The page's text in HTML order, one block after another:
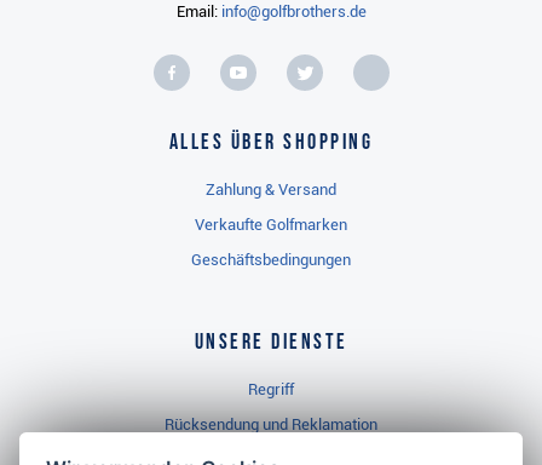
Email: info@golfbrothers.de
Alles über Shopping
Zahlung & Versand
Verkaufte Golfmarken
Geschäftsbedingungen
Unsere Dienste
Regriff
Rücksendung und Reklamation
Widerrufsbelehrung